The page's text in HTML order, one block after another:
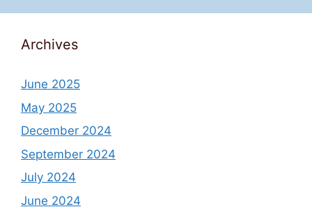
Archives
June 2025
May 2025
December 2024
September 2024
July 2024
June 2024